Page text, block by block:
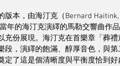
本，由海汀克（Bernard Haitink,
年的海汀克演繹的馬勒交響曲作
份展現。海汀克在首樂章「葬禮
段，演繹的飽滿、醇厚音色，與第
定了這是個清晰度與平衡度恰到